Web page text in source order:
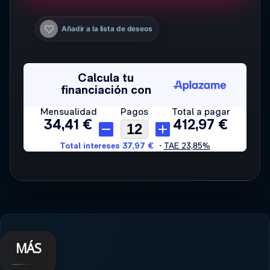
Añadir a la lista de deseos
MÁS